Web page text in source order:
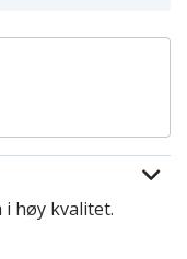
høy kvalitet.